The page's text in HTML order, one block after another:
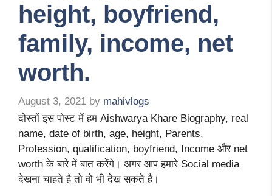
height, boyfriend,
family, income, net
worth.
August 3, 2021 by mahivlogs
दोस्तों इस पोस्ट में हम Aishwarya Khare Biography, real
name, date of birth, age, height, Parents,
Profession, qualification, boyfriend, Income और net
worth के बारे में बात करेंगे। अगर आप हमारे Social media
देखना चाहते है तो वो भी देख सकते है।